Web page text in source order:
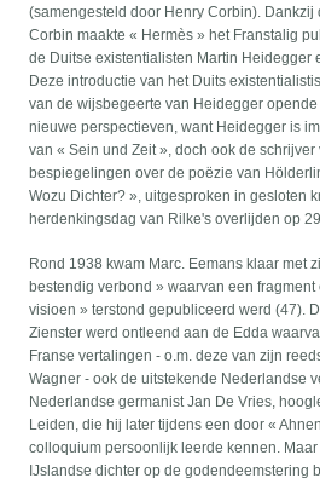
(samengesteld door Henry Corbin). Dankzij
Corbin maakte « Hermès » het Franstalig
de Duitse existentialisten Martin Heidegger
Deze introductie van het Duits
van de wijsbegeerte van Heidegger
nieuwe perspectieven, want Heidegger is
van « Sein und Zeit », doch ook de schrijver
bespiegelingen over de poëzie van
Wozu Dichter? », uitgesproken in gesloten
herdenkingsdag van Rilke's overlijden op
Rond 1938 kwam Marc. Eemans klaar met
bestendig verbond » waarvan een fragment
visioen » terstond gepubliceerd werd (47).
Zienster werd ontleend aan de Edda
Franse vertalingen - o.m. deze van zijn
Wagner - ook de uitstekende Nederlandse
Nederlandse germanist Jan De Vries,
Leiden, die hij later tijdens een door «
colloquium persoonlijk leerde kennen.
IJslandse dichter op de godendeemstering